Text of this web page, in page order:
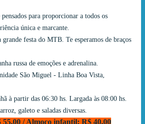
para proporcionar a todos os
única e marcante.
grande festa do MTB. Te esperamos de braços
russa de emoções e adrenalina.
São Miguel - Linha Boa Vista,
à partir das 06:30 hs. Largada às 08:00 hs.
galeto e saladas diversas.
/ Almoço infantil: R$ 40,00